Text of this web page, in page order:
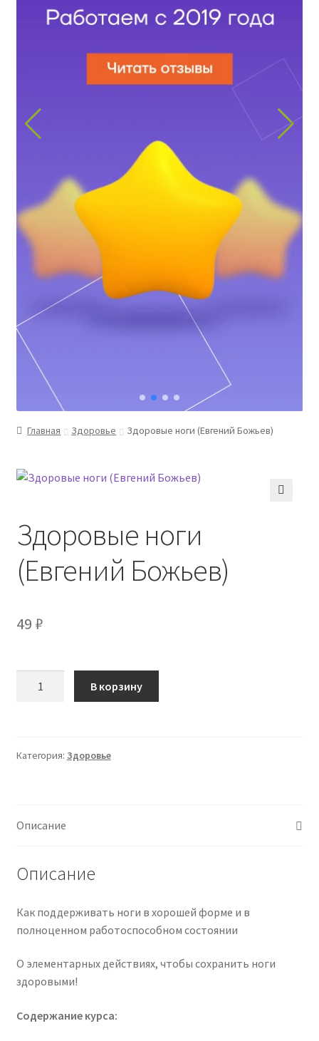
Главная Здоровье Здоровые ноги (Евгений Божьев)
Здоровые ноги
(Евгений Божьев)
49 ₽
(Евгений
В корзину
Категория: Здоровье
Описание
Описание
Как поддерживать ноги в хорошей форме и в
полноценном работоспособном состоянии
О элементарных действиях, чтобы сохранить ноги
здоровыми!
Содержание курса: